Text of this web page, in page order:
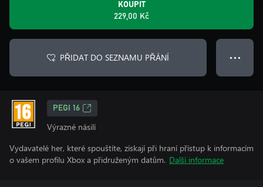
KOUPIT
229,00 Kč
PŘIDAT DO SEZNAMU PŘÁNÍ ● ● ●
PEGI 16
Výrazné násilí
Vydavatelé her, které spouštíte, získají při hraní přístup k informacím
o vašem profilu Xbox a přidruženým datům. Další informace